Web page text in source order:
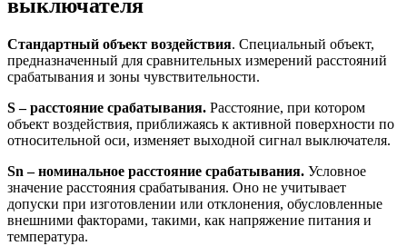
выключателя
Стандартный объект воздействия. Специальный объект,
предназначенный для сравнительных измерений расстояний
срабатывания и зоны чувствительности.
S – расстояние срабатывания. Расстояние, при котором
объект воздействия, приближаясь к активной поверхности по
относительной оси, изменяет выходной сигнал выключателя.
Sn – номинальное расстояние срабатывания. Условное
значение расстояния срабатывания. Оно не учитывает
допуски при изготовлении или отклонения, обусловленные
внешними факторами, такими, как напряжение питания и
температура.